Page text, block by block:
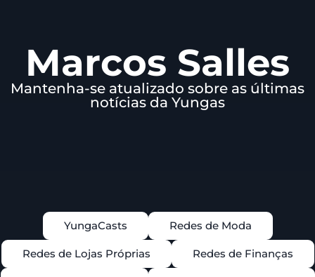
Marcos Salles
Mantenha-se atualizado sobre as últimas
notícias da Yungas
YungaCasts Redes de Moda
Redes de Lojas Próprias Redes de Finanças